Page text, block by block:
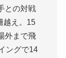
との対戦
越え。15
外まで飛
ングで14